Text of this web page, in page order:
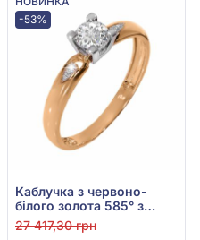
-53%
Каблучка з червоно-
білого золота 585° з
фіанітом/куб.цирконієм,
арт. 141016
27 417,30 грн